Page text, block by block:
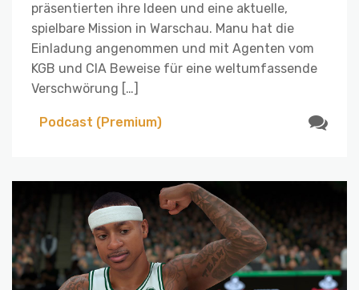
präsentierten ihre Ideen und eine aktuelle,
spielbare Mission in Warschau. Manu hat die
Einladung angenommen und mit Agenten vom
KGB und CIA Beweise für eine weltumfassende
Verschwörung […]
Podcast (Premium)